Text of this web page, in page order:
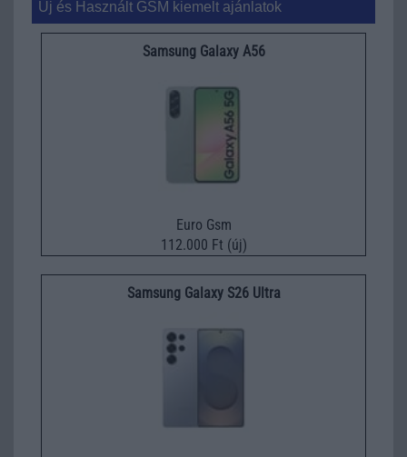
Új és Használt GSM kiemelt ajánlatok
Samsung Galaxy A56
Euro Gsm
112.000 Ft (új)
Samsung Galaxy S26 Ultra